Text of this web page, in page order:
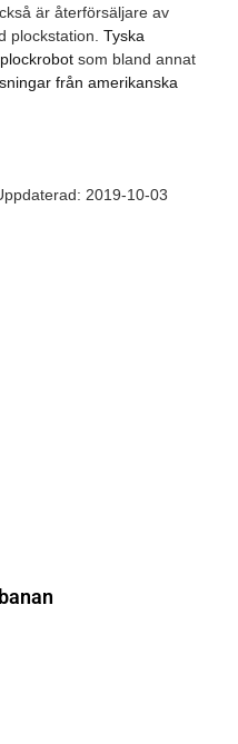
är återförsäljare av
plockstation. Tyska
som bland annat
från amerikanska
2019-10-03